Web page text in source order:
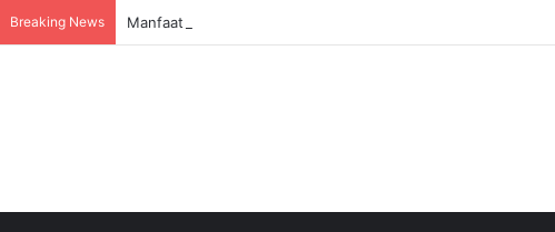
Breaking News Manfaat Madu Sebelum Tidur: Meningkatkan Kesehatan